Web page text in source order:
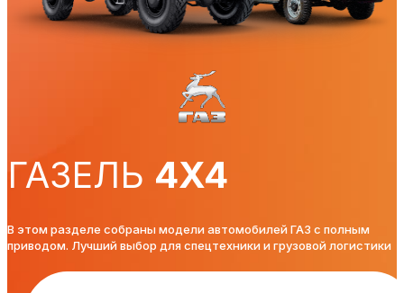
ГАЗЕЛЬ 4X4
В этом разделе собраны модели автомобилей ГАЗ с полным
приводом. Лучший выбор для спецтехники и грузовой логистики